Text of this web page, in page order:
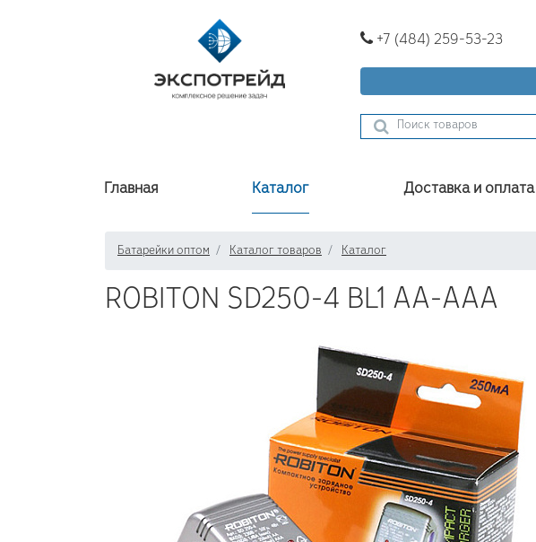
+7 (484) 259-53-23
Главная Каталог Доставка и оплата
Батарейки оптом Каталог товаров Каталог
ROBITON SD250-4 BL1 AA-AAA